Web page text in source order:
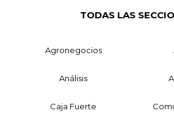
TODAS LAS
Agronegocios
Análisis
Caja Fuerte